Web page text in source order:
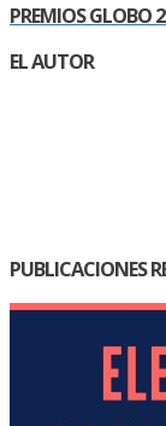
PREMIOS GLOBO
EL AUTOR
PUBLICACIONES